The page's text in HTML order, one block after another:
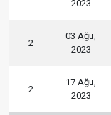
2023
2
03 Ağu,
2023
2
17 Ağu,
2023